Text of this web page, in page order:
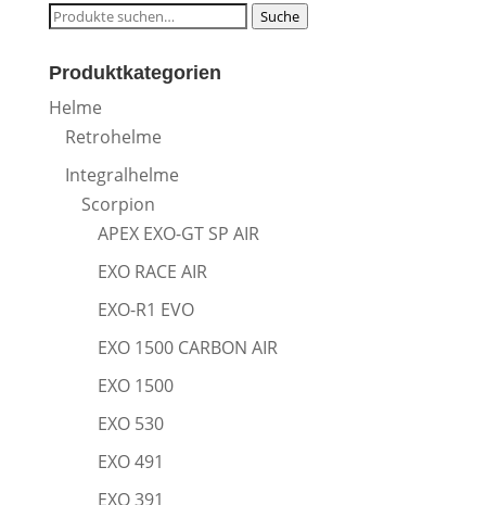
Suche
Suche
Produktkategorien
Helme
Retrohelme
Integralhelme
Scorpion
APEX EXO-GT SP AIR
EXO RACE AIR
EXO-R1 EVO
EXO 1500 CARBON AIR
EXO 1500
EXO 530
EXO 491
EXO 391